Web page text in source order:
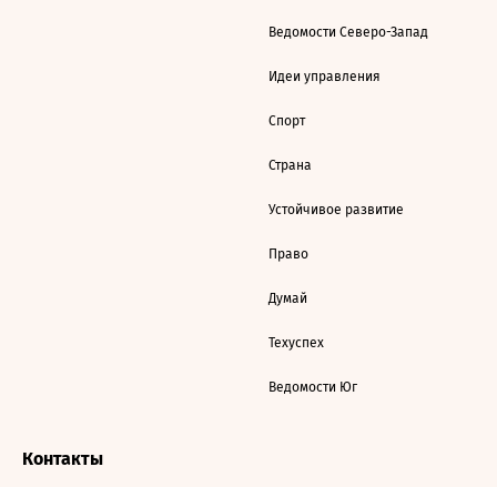
Ведомости Северо-Запад
Идеи управления
Спорт
Страна
Устойчивое развитие
Право
Думай
Техуспех
Ведомости Юг
Контакты